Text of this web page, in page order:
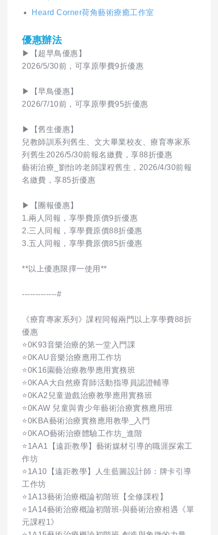
Heard Corner荷角藝術療癒工作室
優惠辦法
▶【超早鳥優惠】
2026/5/30前，可享原學費9折優惠
▶【早鳥優惠】
2026/7/10前，可享原學費95折優惠
▶【舊生優惠】
兒教師訓系列舊生、文大畢業校友、療育專家系
列舊生2026/5/30前報名繳費，享88折優惠
藝術治療_劉怡吟老師課程舊生，2026/4/30前報
名繳費，享85折優惠
▶【團報優惠】
1.兩人同報，享學費原價9折優惠
2.三人同報，享學費原價88折優惠
3.五人同報，享學費原價85折優惠
**以上優惠限擇一使用**
-------------#
《療育專家系列》課程同報兩門以上享學費88折
優惠
⭐0K93音樂治療的第一堂入門課
⭐0KAU音樂治療應用工作坊
⭐0K16園藝治療教學應用實務班
⭐0KAA大自然療育師活動指導員認證輔導
⭐0KA2兒童遊戲治療教學應用實務班
⭐0KAW 兒童與青少年藝術治療實務應用班
⭐0KBA藝術治療實務應用教學_入門
⭐0KAO藝術治療體驗工作坊_進階
⭐1AA1【遠距教學】藝術媒材引導的職涯探索工
作坊
⭐1A10【遠距教學】人生藍圖設計師：牌卡引導
工作坊
⭐1A13藝術治療概論初階班【全修課程】
⭐1A14藝術治療概論初階班-與藝術治療相遇《單
元課程1》